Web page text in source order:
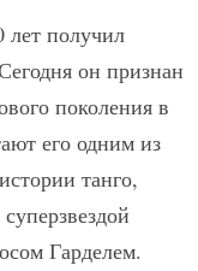
лет получил
он признан
поколения в
его одним из
танго,
Гарделем.